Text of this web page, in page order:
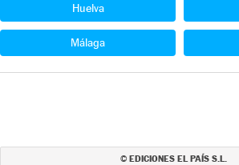
Huelva
Málaga
© EDICIONES EL PAÍS S.L.